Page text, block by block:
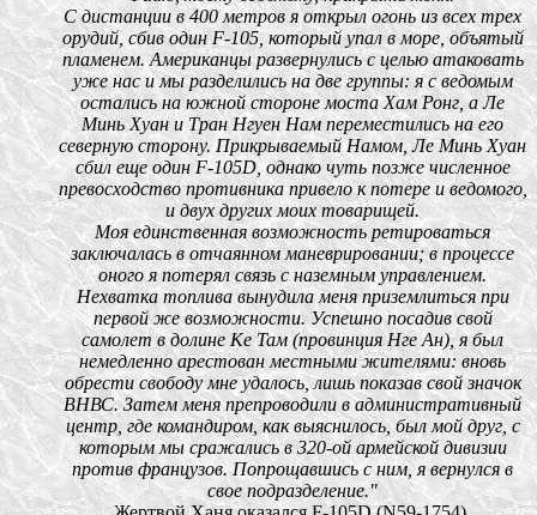
С дистанции в 400 метров я открыл огонь из всех трех
орудий, сбив один F-105, который упал в море, объятый
пламенем. Американцы развернулись с целью атаковать
уже нас и мы разделились на две группы: я с ведомым
остались на южной стороне моста Хам Ронг, а Ле
Минь Хуан и Тран Нгуен Нам переместились на его
северную сторону. Прикрываемый Намом, Ле Минь Хуан
сбил еще один F-105D, однако чуть позже численное
превосходство противника привело к потере и ведомого,
и двух других моих товарищей.
Моя единственная возможность ретироваться
заключалась в отчаянном маневрировании; в процессе
оного я потерял связь с наземным управлением.
Нехватка топлива вынудила меня приземлиться при
первой же возможности. Успешно посадив свой
самолет в долине Ке Там (провинция Нге Ан), я был
немедленно арестован местными жителями: вновь
обрести свободу мне удалось, лишь показав свой значок
ВНВС. Затем меня препроводили в административный
центр, где командиром, как выяснилось, был мой друг, с
которым мы сражались в 320-ой армейской дивизии
против французов. Попрощавшись с ним, я вернулся в
свое подразделение."